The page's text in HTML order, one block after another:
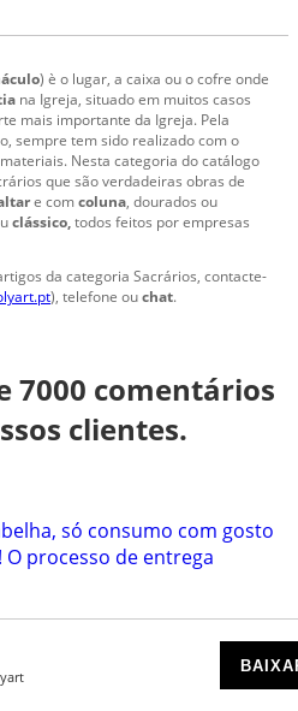
) è o lugar, a caixa ou o cofre onde
na Igreja, situado em muitos casos
mais importante da Igreja. Pela
sempre tem sido realizado com o
Nesta categoria do catálogo
que são verdadeiras obras de
e comcoluna, dourados ou
clássico,todos feitos por empresas
da categoria Sacrários, contacte-
), telefone ouchat.
7000 comentários
clientes.
só consumo com gosto
processo de entrega
Têm objectos
E têm as compotas...